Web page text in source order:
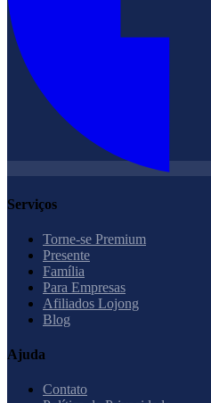
Serviços
Torne-se Premium
Presente
Família
Para Empresas
Afiliados Lojong
Blog
Ajuda
Contato